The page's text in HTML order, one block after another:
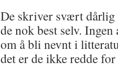
De skriver svært
de nok best selv.
om å bli nevnt i
det er de ikke redde